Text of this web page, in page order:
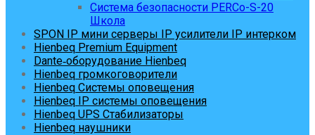
Система безопасности PERCo-S-20
Школа
SPON IP мини серверы IP усилители IP интерком
Hienbeq Premium Equipment
Dante‑оборудование Hienbeq
Hienbeq громкоговорители
Hienbeq Системы оповещения
Hienbeq IP системы оповещения
Hienbeq UPS Стабилизаторы
Hienbeq наушники